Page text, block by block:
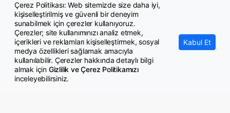
• Ekonomi Haberleri
• Eğitim Haberleri
• Yaşam Haberleri
• Maaş Verileri Haberleri
• Mahkeme Kararları
Haberleri
Çerez Politikası: Web sitemizde size daha iyi,
kişiselleştirilmiş ve güvenli bir deneyim
sunabilmek için çerezler kullanıyoruz.
Çerezler; site kullanımınızı analiz etmek,
içerikleri ve reklamları kişiselleştirmek, sosyal
medya özellikleri sağlamak amacıyla
kullanılabilir. Çerezler hakkında detaylı bilgi
almak için Gizlilik ve Çerez Politikamızı
inceleyebilirsiniz.
Kabul Et